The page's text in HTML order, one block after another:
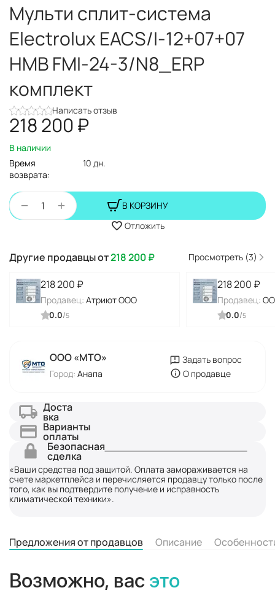
Мульти сплит-система
Electrolux EACS/I-12+07+07
НMB FMI-24-3/N8_ERP
комплект
Написать отзыв
218 200₽
В наличии
Время
возврата:
10 дн.
+
−
В КОРЗИНУ
Отложить
Другие продавцы от218 200₽ Просмотреть (3)
218 200 ₽
Продавец: Атриют ООО
0.0/5
218 200 ₽
Продавец:
0.0/5
ООО «МТО»
Город: Анапа
Задать вопрос
О продавце
Доста
вка
Варианты
оплаты
Безопасная
сделка
«Ваши средства под защитой. Оплата замораживается на
счете маркетплейса и перечисляется продавцу только после
того, как вы подтвердите получение и исправность
климатической техники».
Предложения от продавцов Описание
Возможно, вас это